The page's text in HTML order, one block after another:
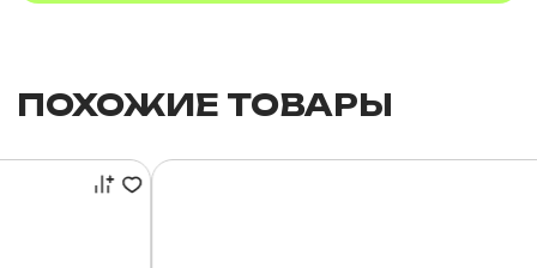
ПОХОЖИЕ ТОВАРЫ